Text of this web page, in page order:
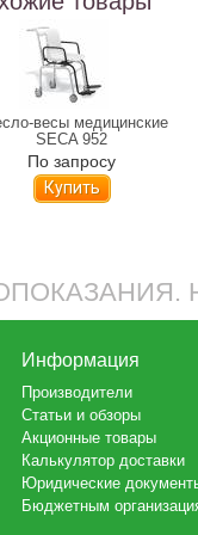
весы медицинские
SECA 952
По запросу
Купить
Информация
Производители
Статьи и обзоры
Акционные товары
Калькулятор доставки
Юридические
Бюджетным